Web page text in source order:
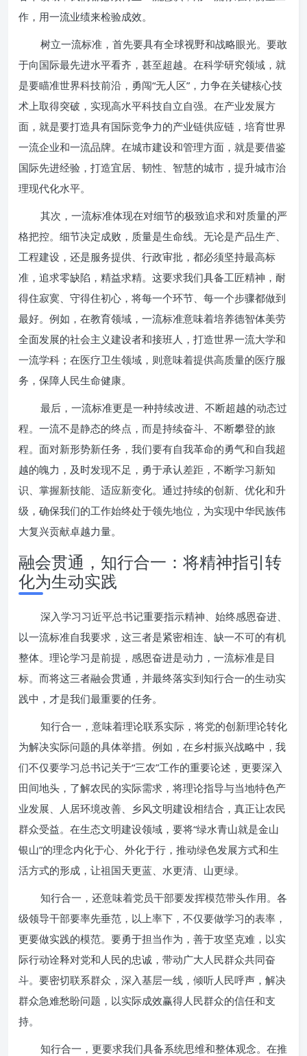
作，用一流业绩来检验成效。
树立一流标准，首先要具有全球视野和战略眼光。要敢
于向国际最先进水平看齐，甚至超越。在科学研究领域，就
是要瞄准世界科技前沿，勇闯“无人区”，力争在关键核心技
术上取得突破，实现高水平科技自立自强。在产业发展方
面，就是要打造具有国际竞争力的产业链供应链，培育世界
一流企业和一流品牌。在城市建设和管理方面，就是要借鉴
国际先进经验，打造宜居、韧性、智慧的城市，提升城市治
理现代化水平。
其次，一流标准体现在对细节的极致追求和对质量的严
格把控。细节决定成败，质量是生命线。无论是产品生产、
工程建设，还是服务提供、行政审批，都必须坚持最高标
准，追求零缺陷，精益求精。这要求我们具备工匠精神，耐
得住寂寞、守得住初心，将每一个环节、每一个步骤都做到
最好。例如，在教育领域，一流标准意味着培养德智体美劳
全面发展的社会主义建设者和接班人，打造世界一流大学和
一流学科；在医疗卫生领域，则意味着提供高质量的医疗服
务，保障人民生命健康。
最后，一流标准更是一种持续改进、不断超越的动态过
程。一流不是静态的终点，而是持续奋斗、不断攀登的旅
程。面对新形势新任务，我们要有自我革命的勇气和自我超
越的魄力，及时发现不足，勇于承认差距，不断学习新知
识、掌握新技能、适应新变化。通过持续的创新、优化和升
级，确保我们的工作始终处于领先地位，为实现中华民族伟
大复兴贡献卓越力量。
融会贯通，知行合一：将精神指引转
化为生动实践
深入学习习近平总书记重要指示精神、始终感恩奋进、
以一流标准自我要求，这三者是紧密相连、缺一不可的有机
整体。理论学习是前提，感恩奋进是动力，一流标准是目
标。而将这三者融会贯通，并最终落实到知行合一的生动实
践中，才是我们最重要的任务。
知行合一，意味着理论联系实际，将党的创新理论转化
为解决实际问题的具体举措。例如，在乡村振兴战略中，我
们不仅要学习总书记关于“三农”工作的重要论述，更要深入
田间地头，了解农民的实际需求，将理论指导与当地特色产
业发展、人居环境改善、乡风文明建设相结合，真正让农民
群众受益。在生态文明建设领域，要将“绿水青山就是金山
银山”的理念内化于心、外化于行，推动绿色发展方式和生
活方式的形成，让祖国天更蓝、水更清、山更绿。
知行合一，还意味着党员干部要发挥模范带头作用。各
级领导干部要率先垂范，以上率下，不仅要做学习的表率，
更要做实践的模范。要勇于担当作为，善于攻坚克难，以实
际行动诠释对党和人民的忠诚，带动广大人民群众共同奋
斗。要密切联系群众，深入基层一线，倾听人民呼声，解决
群众急难愁盼问题，以实际成效赢得人民群众的信任和支
持。
知行合一，更要求我们具备系统思维和整体观念。在推